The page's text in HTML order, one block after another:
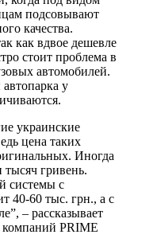
подсовывают
качества.
как вдвое дешевле
стоит проблема в
автомобилей.
у
украинские
цена таких
Иногда
тысяч гривень.
системы с
40-60 тыс. грн., а с
– рассказывает
компаний PRIME